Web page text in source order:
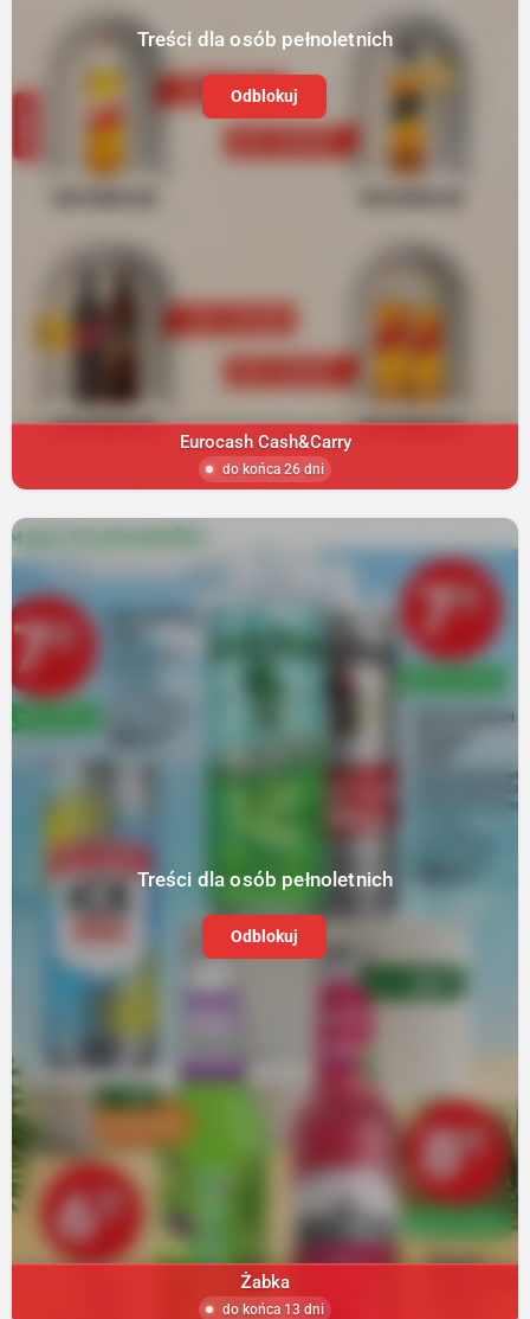
Treści dla osób pełnoletnich
Odblokuj
Eurocash Cash&Carry
do końca 26 dni
Treści dla osób pełnoletnich
Odblokuj
Żabka
do końca 13 dni